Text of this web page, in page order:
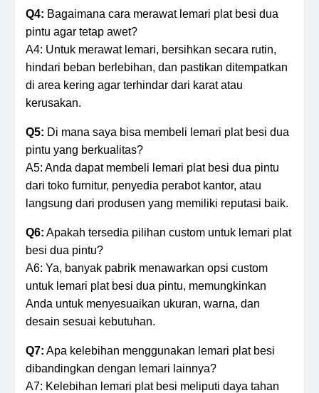
Q4: Bagaimana cara merawat lemari plat besi dua
pintu agar tetap awet?
A4: Untuk merawat lemari, bersihkan secara rutin,
hindari beban berlebihan, dan pastikan ditempatkan
di area kering agar terhindar dari karat atau
kerusakan.
Q5: Di mana saya bisa membeli lemari plat besi dua
pintu yang berkualitas?
A5: Anda dapat membeli lemari plat besi dua pintu
dari toko furnitur, penyedia perabot kantor, atau
langsung dari produsen yang memiliki reputasi baik.
Q6: Apakah tersedia pilihan custom untuk lemari plat
besi dua pintu?
A6: Ya, banyak pabrik menawarkan opsi custom
untuk lemari plat besi dua pintu, memungkinkan
Anda untuk menyesuaikan ukuran, warna, dan
desain sesuai kebutuhan.
Q7: Apa kelebihan menggunakan lemari plat besi
dibandingkan dengan lemari lainnya?
A7: Kelebihan lemari plat besi meliputi daya tahan